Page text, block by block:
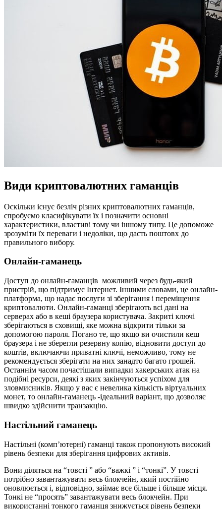
Види криптовалютних гаманців
Оскільки існує безліч різних криптовалютних гаманців,
спробуємо класифікувати їх і позначити основні
характеристики, властиві тому чи іншому типу. Це допоможе
зрозуміти їх переваги і недоліки, що дасть поштовх до
правильного вибору.
Онлайн-гаманець
Доступ до онлайн-гаманців можливий через будь-який
пристрій, що підтримує Інтернет. Іншими словами, це онлайн-
платформа, що надає послуги зі зберігання і переміщення
криптовалюти. Онлайн-гаманці зберігають всі дані на
серверах або в кеші браузера користувача. Закриті ключі
зберігаються в сховищі, яке можна відкрити тільки за
допомогою пароля. Погано те, що якщо ви очистили кеш
браузера і не зберегли резервну копію, відновити доступ до
коштів, включаючи приватні ключі, неможливо, тому не
рекомендується зберігати на них занадто багато грошей.
Останнім часом почастішали випадки хакерських атак на
подібні ресурси, деякі з яких закінчуються успіхом для
зловмисників. Якщо у вас є невелика кількість віртуальних
монет, то онлайн-гаманець -ідеальний варіант, що дозволяє
швидко здійснити транзакцію.
Настільний гаманець
Настільні (комп’ютерні) гаманці також пропонують високий
рівень безпеки для зберігання цифрових активів.
Вони діляться на “товсті ” або “важкі ” і “тонкі”. У товсті
потрібно завантажувати весь блокчейн, який постійно
оновлюється і, відповідно, займає все більше і більше місця.
Тонкі не “просять” завантажувати весь блокчейн. При
використанні тонкого гаманця знижується рівень безпеки